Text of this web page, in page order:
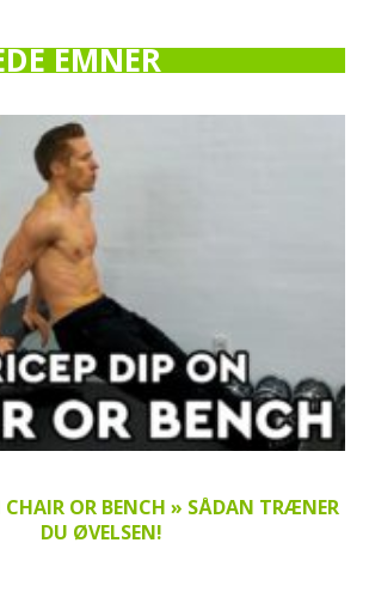
EMNER
CHAIR OR BENCH » SÅDAN TRÆNER
DU ØVELSEN!